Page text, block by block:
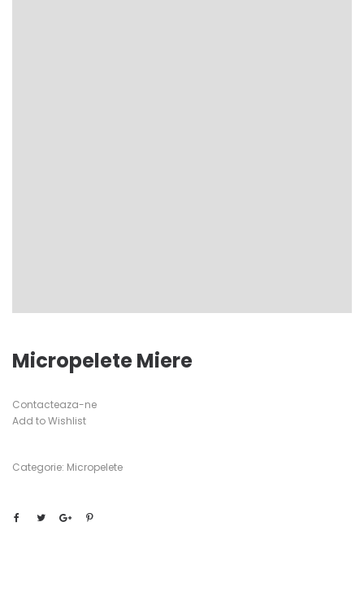
Micropelete Miere
Contacteaza-ne
Add to Wishlist
Categorie: Micropelete